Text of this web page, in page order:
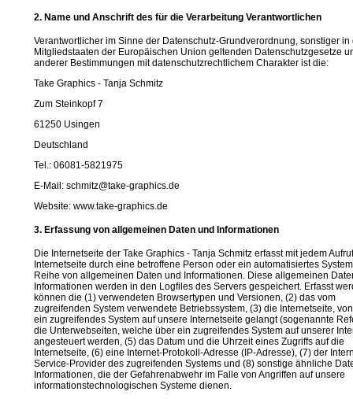
2. Name und Anschrift des für die Verarbeitung Verantwortlichen
Verantwortlicher im Sinne der Datenschutz-Grundverordnung, sonstiger in
Mitgliedstaaten der Europäischen Union geltenden Datenschutzgesetze
anderer Bestimmungen mit datenschutzrechtlichem Charakter ist die:
Take Graphics - Tanja Schmitz
Zum Steinkopf 7
61250 Usingen
Deutschland
Tel.: 06081-5821975
E-Mail: schmitz@take-graphics.de
Website: www.take-graphics.de
3. Erfassung von allgemeinen Daten und Informationen
Die Internetseite der Take Graphics - Tanja Schmitz erfasst mit jedem
Internetseite durch eine betroffene Person oder ein automatisiertes
Reihe von allgemeinen Daten und Informationen. Diese allgemeinen
Informationen werden in den Logfiles des Servers gespeichert. Erfasst
können die (1) verwendeten Browsertypen und Versionen, (2) das vom
zugreifenden System verwendete Betriebssystem, (3) die Internetseite,
ein zugreifendes System auf unsere Internetseite gelangt (sogenannte
die Unterwebseiten, welche über ein zugreifendes System auf unserer
angesteuert werden, (5) das Datum und die Uhrzeit eines Zugriffs auf die
Internetseite, (6) eine Internet-Protokoll-Adresse (IP-Adresse), (7) der
Service-Provider des zugreifenden Systems und (8) sonstige ähnliche
Informationen, die der Gefahrenabwehr im Falle von Angriffen auf unsere
informationstechnologischen Systeme dienen.